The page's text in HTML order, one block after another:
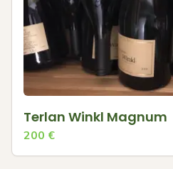
Terlan Winkl Magnum
200 €